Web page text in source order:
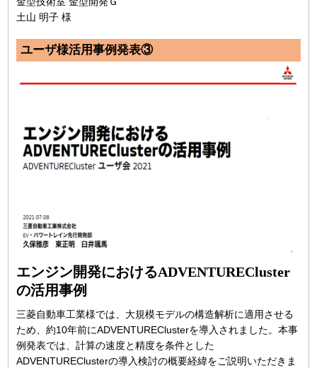
土山 明子 様
ユーザ様活用事例発表③
エンジン開発におけるADVENTURECluster
の活用事例
三菱自動車工業様では、大規模モデルの構造解析に適用させる
ため、約10年前にADVENTUREClusterを導入されました。本事
例発表では、計算の速度と精度を条件とした
ADVENTUREClusterの導入検討の概要経緯をご説明いただきま